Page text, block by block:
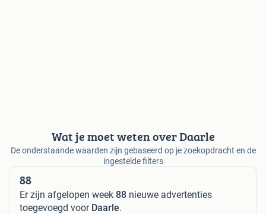
Wat je moet weten over Daarle
De onderstaande waarden zijn gebaseerd op je zoekopdracht en de
ingestelde filters
88
Er zijn afgelopen week 88 nieuwe advertenties
toegevoegd voor Daarle.